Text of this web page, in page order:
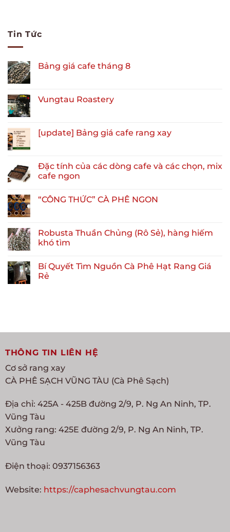
Tin Tức
Bảng giá cafe tháng 8
Vungtau Roastery
[update] Bảng giá cafe rang xay
Đặc tính của các dòng cafe và các chọn, mix
cafe ngon
“CÔNG THỨC” CÀ PHÊ NGON
Robusta Thuần Chủng (Rô Sẻ), hàng hiếm
khó tìm
Bí Quyết Tìm Nguồn Cà Phê Hạt Rang Giá
Rẻ
THÔNG TIN LIÊN HỆ
Cơ sở rang xay
CÀ PHÊ SẠCH VŨNG TÀU (Cà Phê Sạch)
Địa chỉ: 425A - 425B đường 2/9, P. Ng An Ninh, TP.
Vũng Tàu
Xưởng rang: 425E đường 2/9, P. Ng An Ninh, TP.
Vũng Tàu
Điện thoại: 0937156363
Website: https://caphesachvungtau.com